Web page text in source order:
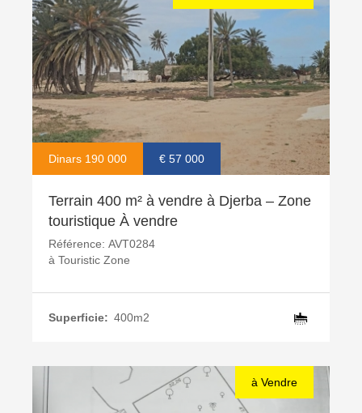
Dinars 190 000 € 57 000
Terrain 400 m² à vendre à Djerba – Zone
touristique À vendre
Référence: AVT0284
à Touristic Zone
Superficie: 400m2
à Vendre